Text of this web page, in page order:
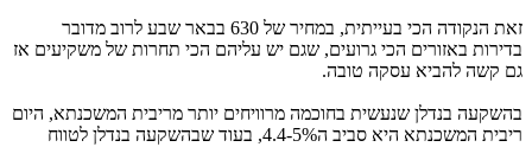
זאת הנקודה הכי בעייתית, במחיר של 630 בבאר שבע לרוב מדובר
בדירות באזורים הכי גרועים, שגם יש עליהם הכי תחרות של משקיעים אז
גם קשה להביא עסקה טובה.
בהשקעה בנדלן שנעשית בחוכמה מרוויחים יותר מריבית המשכנתא, היום
ריבית המשכנתא היא סביב ה4.4-5%, בעוד שבהשקעה בנדלן לטווח